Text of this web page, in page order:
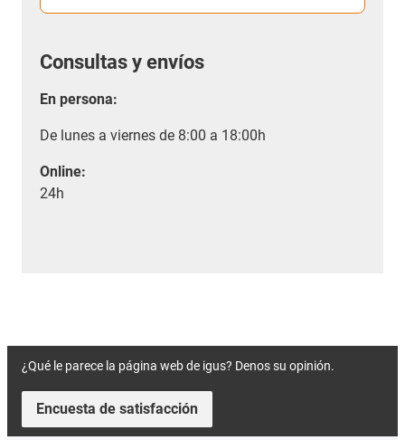
Consultas y envíos
En persona:
De lunes a viernes de 8:00 a 18:00h
Online:
24h
¿Qué le parece la página web de igus? Denos su opinión.
Encuesta de satisfacción